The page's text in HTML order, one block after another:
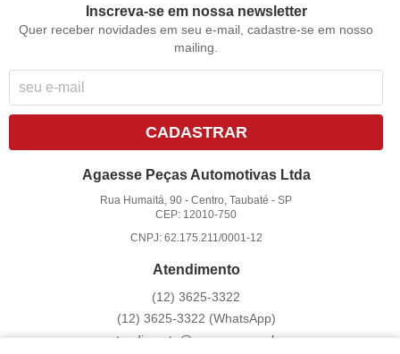
Inscreva-se em nossa newsletter
Quer receber novidades em seu e-mail, cadastre-se em nosso
mailing.
CADASTRAR
Agaesse Peças Automotivas Ltda
Rua Humaitá, 90 -Centro, Taubaté -SP
CEP: 12010-750
CNPJ: 62.175.211/0001-12
Atendimento
(12) 3625-3322
(12) 3625-3322 (WhatsApp)
atendimento@agaesse.com.br